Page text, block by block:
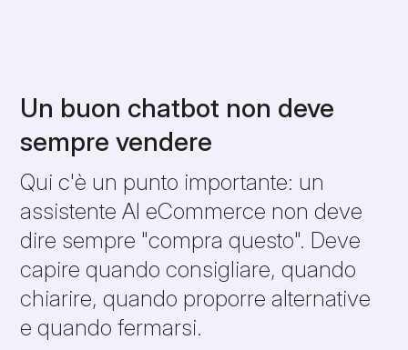
Un buon chatbot non deve
sempre vendere
Qui c'è un punto importante: un
assistente AI eCommerce non deve
dire sempre "compra questo". Deve
capire quando consigliare, quando
chiarire, quando proporre alternative
e quando fermarsi.